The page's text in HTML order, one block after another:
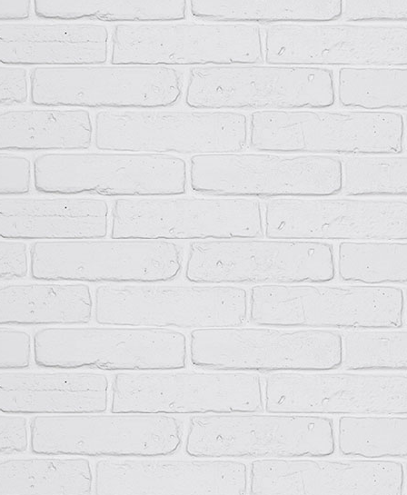
устройства защиты и коммутации (автоматические
выключатели нагрузки и др. при необходимости), с дверцей,
встраиваемом (утопленном) исполнении, с вводными зажимами
НКУ типа ПР11 поставляются комплектно с встроенной
Вводные зажимы изделия обеспечивают присоединение
В нижней части НКУ ПР11 расположены нулевая рабочая и
питающих кабелей или проводов и заземляется корпус
нулевой защитной шиной может быть установлена перемычка.
различного сечения с помощью кабельного наконечника.
Технические данные
Ток вводного автоматического выключателя, А 100;
Напряжение рабочее, В 230/
TN-
Способ установки
Степень защиты IP31,
Климатическое исполнение
Высота над уровнем моря, м Не